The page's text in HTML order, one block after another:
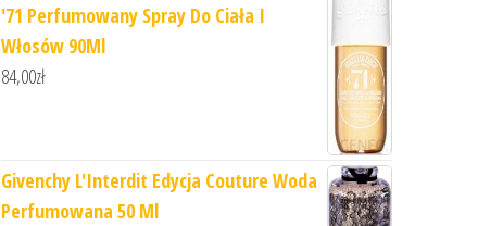
'71 Perfumowany Spray Do Ciała I
Włosów 90Ml
84,00zł
Givenchy L'Interdit Edycja Couture Woda
Perfumowana 50 Ml